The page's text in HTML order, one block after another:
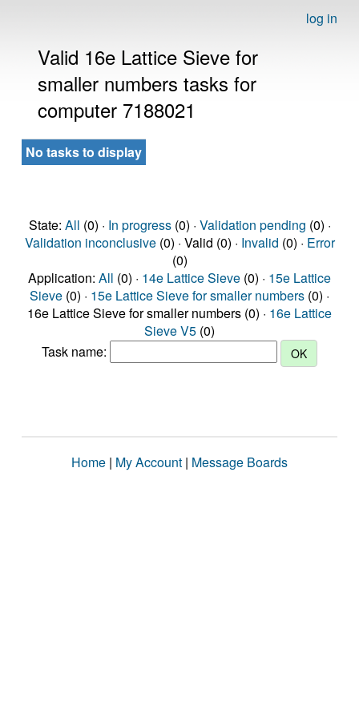
log in
Valid 16e Lattice Sieve for
smaller numbers tasks for
computer 7188021
No tasks to display
State: All (0) · In progress(0) · Validation pending (0) ·
Validation inconclusive(0) · Valid (0) · Invalid (0) · Error
(0)
Application: All (0) · 14e Lattice Sieve (0) · 15e Lattice
Sieve (0) · 15e Lattice Sieve for smaller numbers (0) ·
16e Lattice Sieve for smaller numbers (0) · 16e Lattice
Sieve V5 (0)
Task name:
Home | My Account | Message Boards